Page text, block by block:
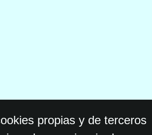
propias y de terceros